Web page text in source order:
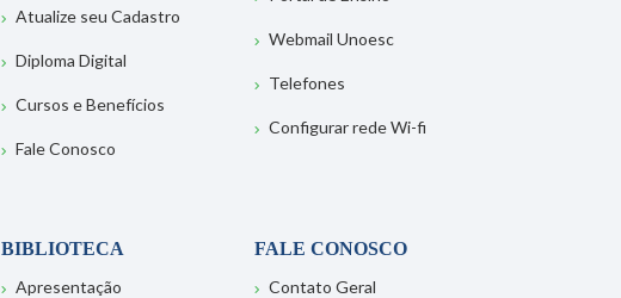
Atualize seu Cadastro
Diploma Digital
Cursos e Benefícios
Fale Conosco
Webmail Unoesc
Telefones
Configurar rede Wi-fi
BIBLIOTECA
Apresentação
FALE CONOSCO
Contato Geral